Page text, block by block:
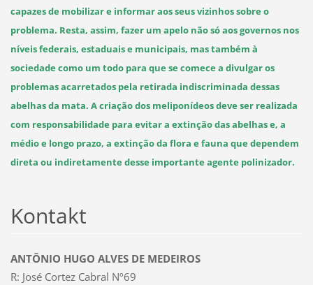
capazes de mobilizar e informar aos seus vizinhos sobre o
problema. Resta, assim, fazer um apelo não só aos governos nos
níveis federais, estaduais e municipais, mas também à
sociedade como um todo para que se comece a divulgar os
problemas acarretados pela retirada indiscriminada dessas
abelhas da mata. A criação dos meliponídeos deve ser realizada
com responsabilidade para evitar a extinção das abelhas e, a
médio e longo prazo, a extinção da flora e fauna que dependem
direta ou indiretamente desse importante agente polinizador.
Kontakt
ANTÔNIO HUGO ALVES DE MEDEIROS
R: José Cortez Cabral Nº69